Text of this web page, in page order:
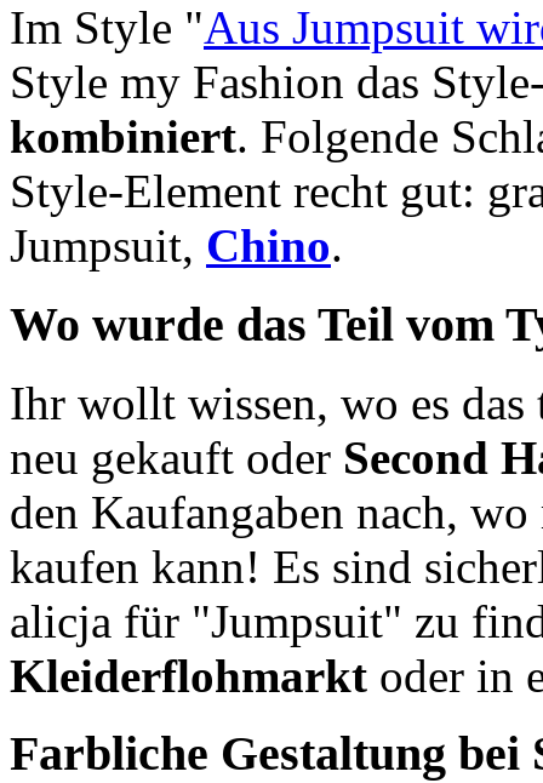
Im Style "Aus Jumpsuit
Style my Fashion das
kombiniert. Folgende
Style-Element recht gut:
Jumpsuit, Chino.
Wo wurde das Teil vom
Ihr wollt wissen, wo es
neu gekauft oder Second
den Kaufangaben nach,
kaufen kann! Es sind
alicja für "Jumpsuit" zu
Kleiderflohmarkt oder in
Farbliche Gestaltung